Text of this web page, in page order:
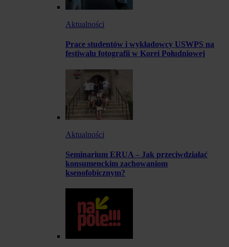
Aktualności
Prace studentów i wykładowcy USWPS na
festiwalu fotografii w Korei Południowej
Aktualności
Seminarium ERUA – Jak przeciwdziałać
konsumenckim zachowaniom
ksenofobicznym?